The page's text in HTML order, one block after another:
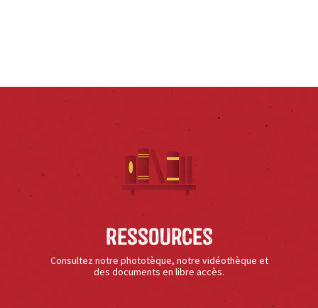
Ressources
Consultez notre phototèque, notre vidéothèque et
des documents en libre accès.